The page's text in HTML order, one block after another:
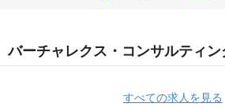
バーチャレクス・コンサルティ
すべての求人を見る